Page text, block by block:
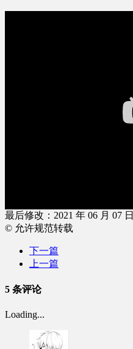
最后修改：2021 年 06 月 07 日
© 允许规范转载
下一篇
上一篇
5 条评论
Loading...